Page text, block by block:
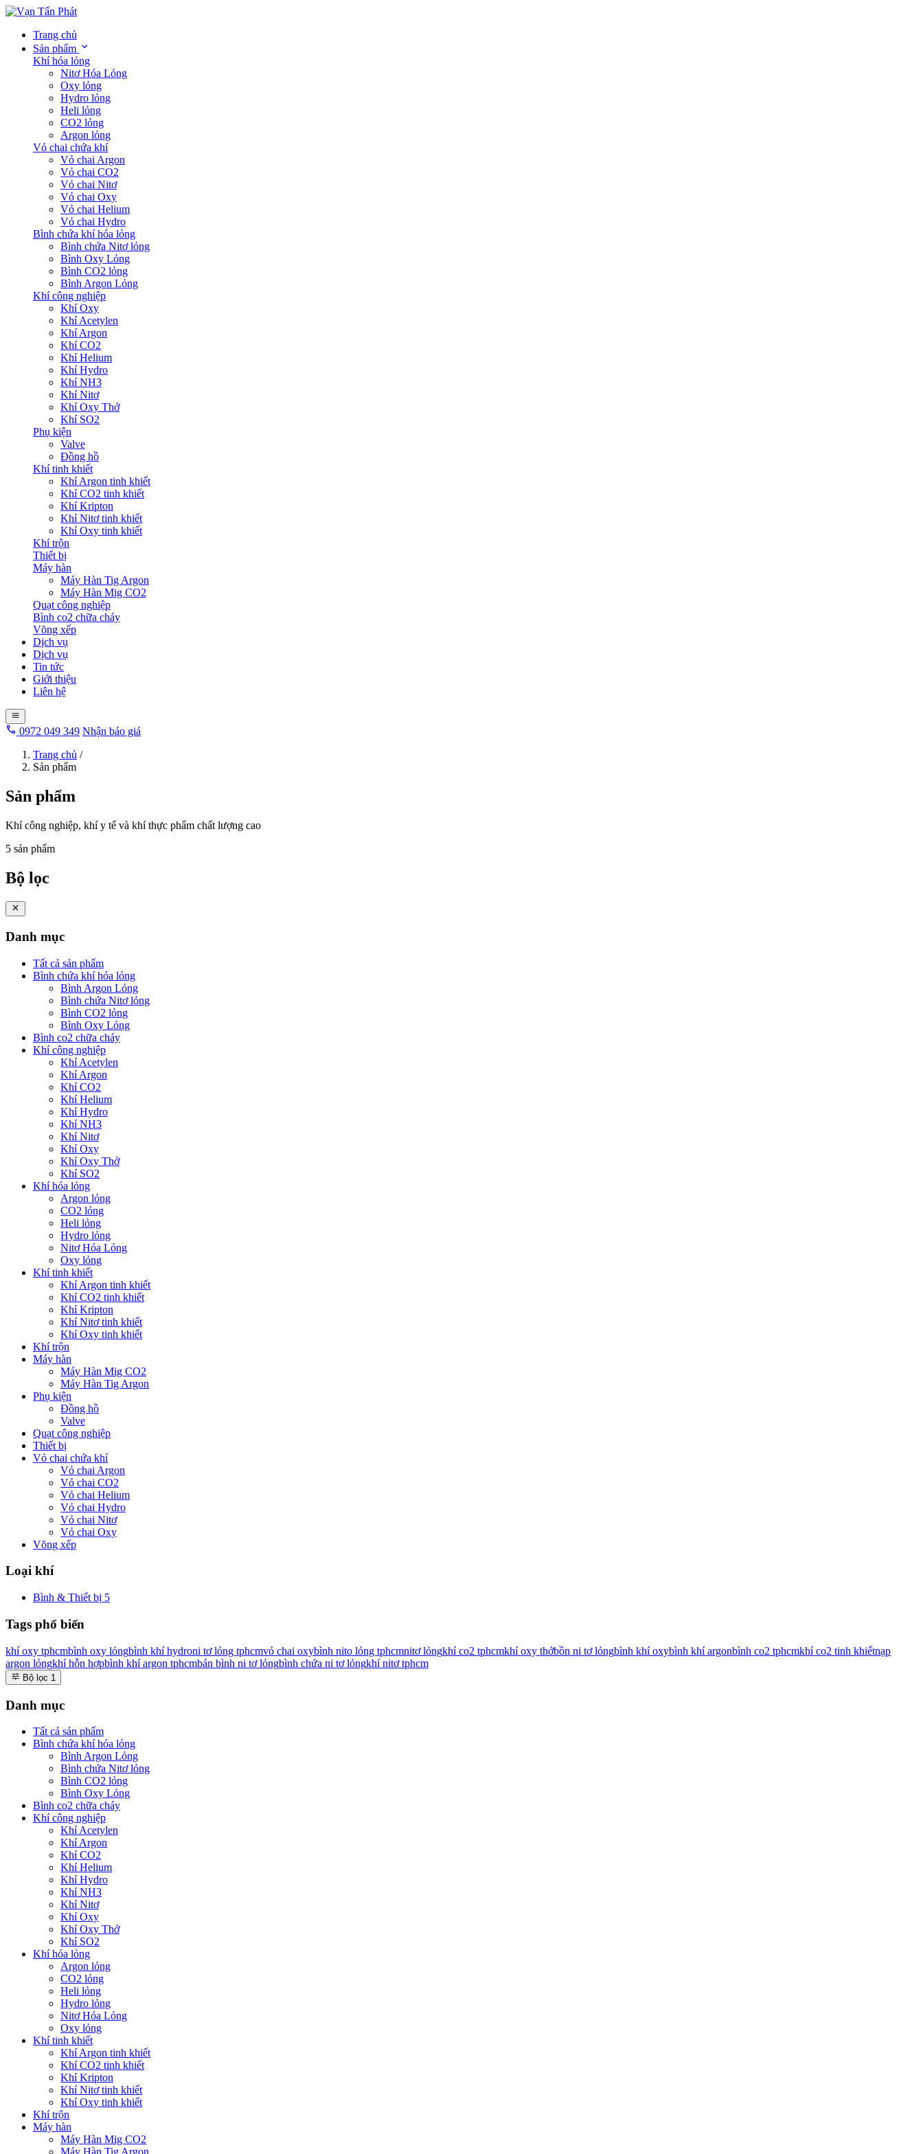
Trang chủ
Sản phẩm
Khí hóa lỏng
Nitơ Hóa Lỏng
Oxy lỏng
Hydro lỏng
Heli lỏng
CO2 lỏng
Argon lỏng
Vỏ chai chứa khí
Vỏ chai Argon
Vỏ chai CO2
Vỏ chai Nitơ
Vỏ chai Oxy
Vỏ chai Helium
Vỏ chai Hydro
Bình chứa khí hóa lỏng
Bình chứa Nitơ lỏng
Bình Oxy Lỏng
Bình CO2 lỏng
Bình Argon Lỏng
Khí công nghiệp
Khí Oxy
Khí Acetylen
Khí Argon
Khí CO2
Khí Helium
Khí Hydro
Khí NH3
Khí Nitơ
Khí Oxy Thở
Khí SO2
Phụ kiện
Valve
Đồng hồ
Khí tinh khiết
Khí Argon tinh khiết
Khí CO2 tinh khiết
Khí Kripton
Khí Nitơ tinh khiết
Khí Oxy tinh khiết
Khí trộn
Thiết bị
Máy hàn
Máy Hàn Tig Argon
Máy Hàn Mig CO2
Quạt công nghiệp
Bình co2 chữa cháy
Võng xếp
Dịch vụ
Dịch vụ
Tin tức
Giới thiệu
Liên hệ
0972 049 349 Nhận báo giá
Trang chủ /
Sản phẩm
Sản phẩm
Khí công nghiệp, khí y tế và khí thực phẩm chất lượng cao
5 sản phẩm
Bộ lọc
Danh mục
Tất cả sản phẩm
Bình chứa khí hóa lỏng
Bình Argon Lỏng
Bình chứa Nitơ lỏng
Bình CO2 lỏng
Bình Oxy Lỏng
Bình co2 chữa cháy
Khí công nghiệp
Khí Acetylen
Khí Argon
Khí CO2
Khí Helium
Khí Hydro
Khí NH3
Khí Nitơ
Khí Oxy
Khí Oxy Thở
Khí SO2
Khí hóa lỏng
Argon lỏng
CO2 lỏng
Heli lỏng
Hydro lỏng
Nitơ Hóa Lỏng
Oxy lỏng
Khí tinh khiết
Khí Argon tinh khiết
Khí CO2 tinh khiết
Khí Kripton
Khí Nitơ tinh khiết
Khí Oxy tinh khiết
Khí trộn
Máy hàn
Máy Hàn Mig CO2
Máy Hàn Tig Argon
Phụ kiện
Đồng hồ
Valve
Quạt công nghiệp
Thiết bị
Vỏ chai chứa khí
Vỏ chai Argon
Vỏ chai CO2
Vỏ chai Helium
Vỏ chai Hydro
Vỏ chai Nitơ
Vỏ chai Oxy
Võng xếp
Loại khí
Bình & Thiết bị 5
Tags phổ biến
khí oxy tphcmbình oxy lỏngbình khí hydroni tơ lỏng tphcmvỏ chai oxybình nito lỏng tphcmnitơ lỏngkhí co2 tphcmkhí oxy thởbồn ni tơ lỏngbình khí oxybình khí argonbình co2 tphcmkhí co2 tinh khiếtnạp
argon lỏngkhí hỗn hợpbình khí argon tphcmbán bình ni tơ lỏngbình chứa ni tơ lỏngkhí nitơ tphcm
Bộ lọc 1
Danh mục
Tất cả sản phẩm
Bình chứa khí hóa lỏng
Bình Argon Lỏng
Bình chứa Nitơ lỏng
Bình CO2 lỏng
Bình Oxy Lỏng
Bình co2 chữa cháy
Khí công nghiệp
Khí Acetylen
Khí Argon
Khí CO2
Khí Helium
Khí Hydro
Khí NH3
Khí Nitơ
Khí Oxy
Khí Oxy Thở
Khí SO2
Khí hóa lỏng
Argon lỏng
CO2 lỏng
Heli lỏng
Hydro lỏng
Nitơ Hóa Lỏng
Oxy lỏng
Khí tinh khiết
Khí Argon tinh khiết
Khí CO2 tinh khiết
Khí Kripton
Khí Nitơ tinh khiết
Khí Oxy tinh khiết
Khí trộn
Máy hàn
Máy Hàn Mig CO2